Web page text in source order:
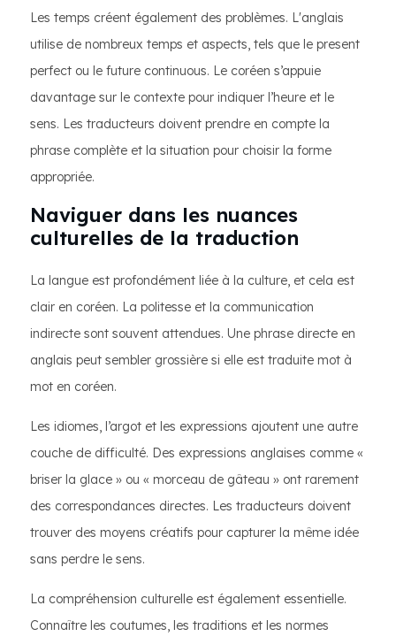
Les temps créent également des problèmes. L'anglais
utilise de nombreux temps et aspects, tels que le present
perfect ou le future continuous. Le coréen s’appuie
davantage sur le contexte pour indiquer l’heure et le
sens. Les traducteurs doivent prendre en compte la
phrase complète et la situation pour choisir la forme
appropriée.
Naviguer dans les nuances
culturelles de la traduction
La langue est profondément liée à la culture, et cela est
clair en coréen. La politesse et la communication
indirecte sont souvent attendues. Une phrase directe en
anglais peut sembler grossière si elle est traduite mot à
mot en coréen.
Les idiomes, l’argot et les expressions ajoutent une autre
couche de difficulté. Des expressions anglaises comme «
briser la glace » ou « morceau de gâteau » ont rarement
des correspondances directes. Les traducteurs doivent
trouver des moyens créatifs pour capturer la même idée
sans perdre le sens.
La compréhension culturelle est également essentielle.
Connaître les coutumes, les traditions et les normes